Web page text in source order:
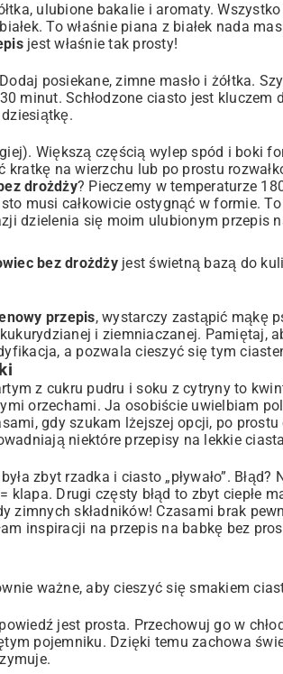
ulubione bakalie i aromaty. Wszystko
To właśnie piana z białek nada
jest właśnie tak prosty!
posiekane, zimne masło i żółtka.
minut. Schłodzone ciasto jest kluczem
Większą częścią wylep spód i boki
na wierzchu lub po prostu
drożdży? Pieczemy w temperaturze
musi całkowicie ostygnąć w formie.
dzielenia się moim ulubionym przepis
bez drożdżyjest świetną bazą do
przepis, wystarczy zastąpić mąkę
i ziemniaczanej. Pamiętaj,
a pozwala cieszyć się tym
z cukru pudru i soku z cytryny to
orzechami. Ja osobiście uwielbiam
gdy szukam lżejszej opcji, po
niektóre przepisy na lekkie ciasta
zbyt rzadka i ciasto „pływało”. Błąd?
Drugi częsty błąd to zbyt ciepłe
zimnych składników! Czasami brak
inspiracji na przepis na babkę bez
ważne, aby cieszyć się smakiem
jest prosta. Przechowuj go w
pojemniku. Dzięki temu zachowa